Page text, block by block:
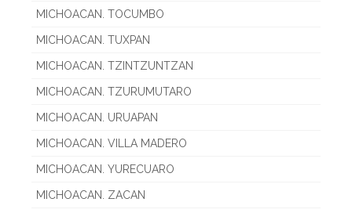
MICHOACAN. TOCUMBO
MICHOACAN. TUXPAN
MICHOACAN. TZINTZUNTZAN
MICHOACAN. TZURUMUTARO
MICHOACAN. URUAPAN
MICHOACAN. VILLA MADERO
MICHOACAN. YURECUARO
MICHOACAN. ZACAN